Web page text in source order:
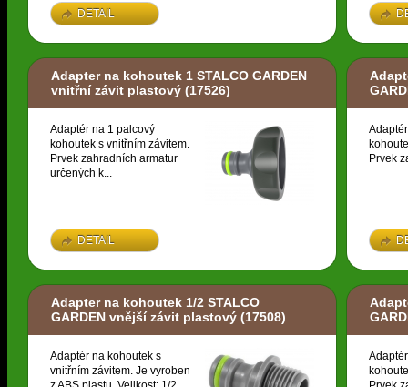
DETAIL
Adapter na kohoutek 1 STALCO GARDEN
vnitřní závit plastový (17526)
Adaptér na 1 palcový
kohoutek s vnitřním závitem.
Prvek zahradních armatur
určených k...
DETAIL
Prvek
Adapter na kohoutek 1/2 STALCO
GARDEN vnější závit plastový (17508)
Adaptér na kohoutek s
vnitřním závitem. Je vyroben